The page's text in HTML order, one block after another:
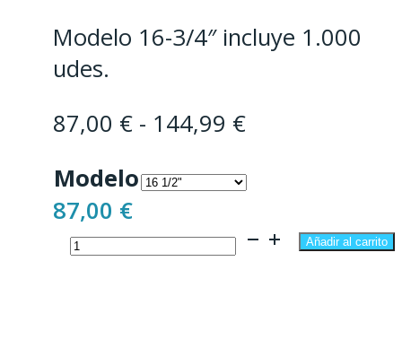
Modelo 16-3/4″ incluye 1.000
udes.
87,00 € - 144,99 €Rango
precios:
87,00 €
Modelo
87,00 €
Enlace
Añadir al carrito